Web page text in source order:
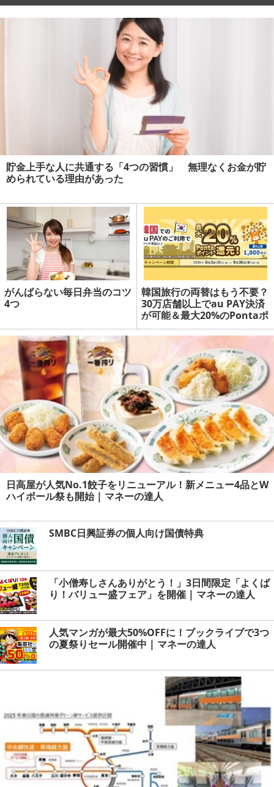
貯金上手な人に共通する「4つの習慣」 無理なくお金が貯
められている理由があった
がんばらない毎日弁当のコツ
4つ
韓国旅行の両替はもう不要？
30万店舗以上でau PAY決済
が可能＆最大20%のPontaポ
イント還元 | マネーの達人
日高屋が人気No.1餃子をリニューアル！新メニュー4品とW
ハイボール祭も開始 | マネーの達人
SMBC日興証券の個人向け国債特典
「小僧寿しさんありがとう！」3日間限定「よくば
り！バリュー盛フェア」を開催 | マネーの達人
人気マンガが最大50%OFFに！ブックライブで3つ
の夏祭りセール開催中 | マネーの達人